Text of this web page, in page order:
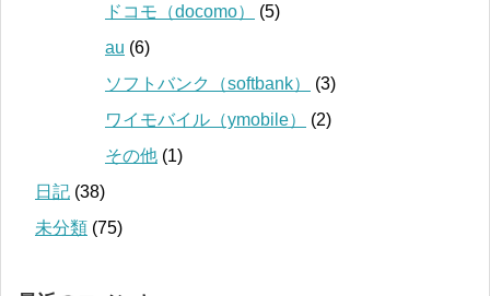
ドコモ（docomo）
(5)
au (6)
ソフトバンク（softbank）
(3)
ワイモバイル（ymobile）
(2)
その他 (1)
日記 (38)
未分類 (75)